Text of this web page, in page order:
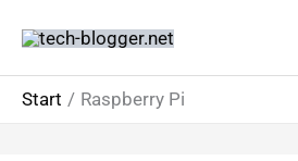
Inhalt
springen
Start
Raspberry Pi